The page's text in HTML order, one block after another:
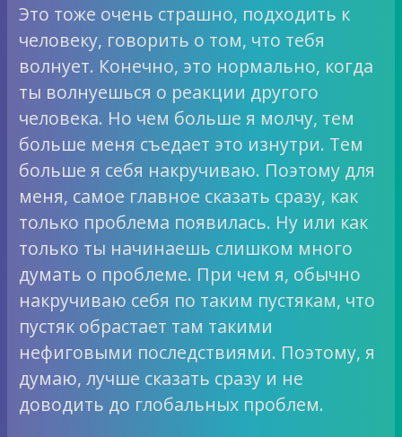
Это тоже очень страшно, подходить к
человеку, говорить о том, что тебя
волнует. Конечно, это нормально, когда
ты волнуешься о реакции другого
человека. Но чем больше я молчу, тем
больше меня съедает это изнутри. Тем
больше я себя накручиваю. Поэтому для
меня, самое главное сказать сразу, как
только проблема появилась. Ну или как
только ты начинаешь слишком много
думать о проблеме. При чем я, обычно
накручиваю себя по таким пустякам, что
пустяк обрастает там такими
нефиговыми последствиями. Поэтому, я
думаю, лучше сказать сразу и не
доводить до глобальных проблем.